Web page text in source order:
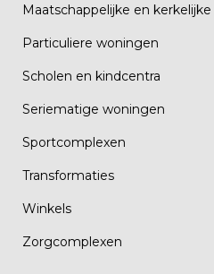
Maatschappelijke en
Particuliere woningen
Scholen en kindcentra
Seriematige woningen
Sportcomplexen
Transformaties
Winkels
Zorgcomplexen